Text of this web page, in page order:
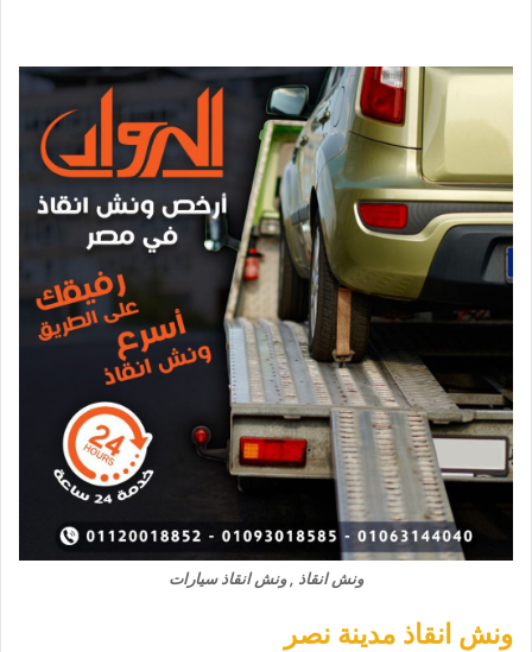
ونش انقاذ , ونش انقاذ سيارات
ونش انقاذ مدينة نصر